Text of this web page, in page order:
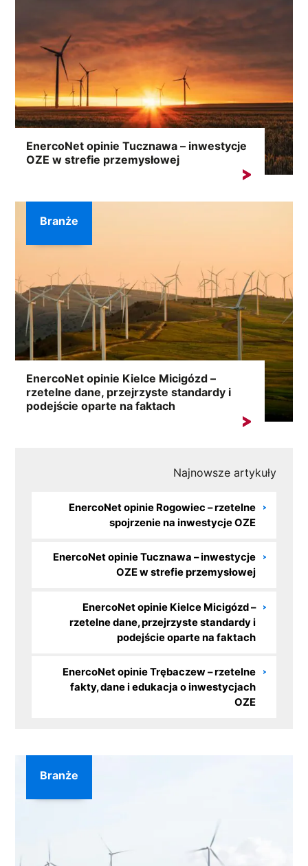
EnercoNet opinie Tucznawa – inwestycje
OZE w strefie przemysłowej
EnercoNet opinie Kielce Micigózd –
rzetelne dane, przejrzyste standardy i
podejście oparte na faktach
Branże
Najnowsze artykuły
EnercoNet opinie Rogowiec – rzetelne
spojrzenie na inwestycje OZE
EnercoNet opinie Tucznawa – inwestycje
OZE w strefie przemysłowej
EnercoNet opinie Kielce Micigózd –
rzetelne dane, przejrzyste standardy i
podejście oparte na faktach
EnercoNet opinie Trębaczew – rzetelne
fakty, dane i edukacja o inwestycjach
OZE
Branże